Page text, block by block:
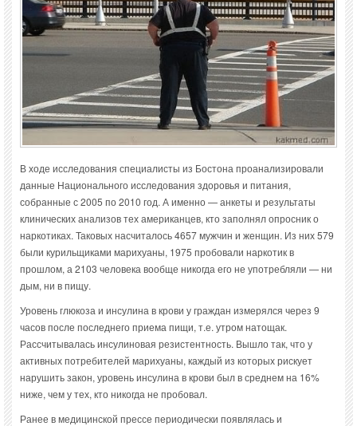
В ходе исследования специалисты из Бостона проанализировали
данные Национального исследования здоровья и питания,
собранные с 2005 по 2010 год. А именно — анкеты и результаты
клинических анализов тех американцев, кто заполнял опросник о
наркотиках. Таковых насчиталось 4657 мужчин и женщин. Из них 579
были курильщиками марихуаны, 1975 пробовали наркотик в
прошлом, а 2103 человека вообще никогда его не употребляли — ни
дым, ни в пищу.
Уровень глюкоза и инсулина в крови у граждан измерялся через 9
часов после последнего приема пищи, т.е. утром натощак.
Рассчитывалась инсулиновая резистентность. Вышло так, что у
активных потребителей марихуаны, каждый из которых рискует
нарушить закон, уровень инсулина в крови был в среднем на 16%
ниже, чем у тех, кто никогда не пробовал.
Ранее в медицинской прессе периодически появлялась и